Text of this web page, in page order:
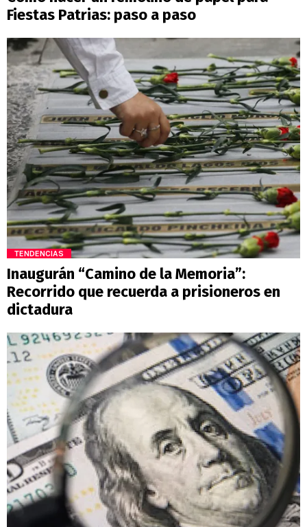
Fiestas Patrias: paso a paso
TENDENCIAS
Inaugurán “Camino de la Memoria”:
Recorrido que recuerda a prisioneros en
dictadura